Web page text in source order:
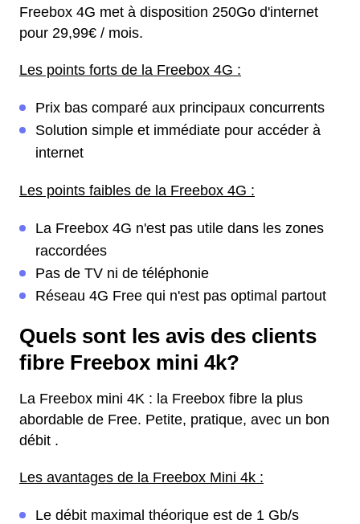
Freebox 4G met à disposition 250Go d'internet
pour 29,99€ / mois.
Les points forts de la Freebox 4G :
Prix bas comparé aux principaux concurrents
Solution simple et immédiate pour accéder à
internet
Les points faibles de la Freebox 4G :
La Freebox 4G n'est pas utile dans les zones
raccordées
Pas de TV ni de téléphonie
Réseau 4G Free qui n'est pas optimal partout
Quels sont les avis des clients
fibre Freebox mini 4k?
La Freebox mini 4K : la Freebox fibre la plus
abordable de Free. Petite, pratique, avec un bon
débit .
Les avantages de la Freebox Mini 4k :
Le débit maximal théorique est de 1 Gb/s